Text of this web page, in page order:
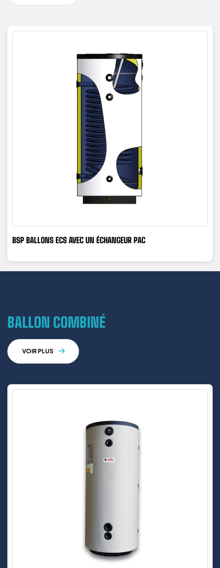
BSP BALLONS ECS AVEC UN ÉCHANGEUR PAC
BALLON COMBINÉ
VOIR PLUS